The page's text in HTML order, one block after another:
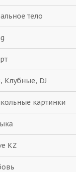
тело
Клубные, DJ
картинки
KZ